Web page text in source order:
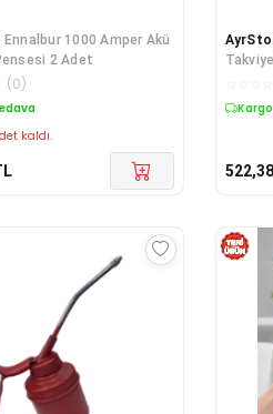
Ennalbur 1000 Amper Akü
2 Adet
(0)
kaldı.
522,38